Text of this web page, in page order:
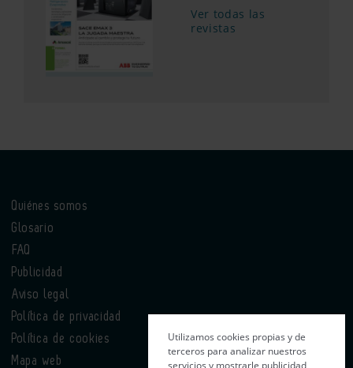
Ver todas las
revistas
Quiénes somos
Glosario
FAQ
Publicidad
Aviso legal
Política de privacidad
Política de cookies
Mapa web
Utilizamos cookies propias y de
terceros para analizar nuestros
servicios y mostrarle publicidad